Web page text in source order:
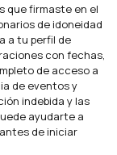
que firmaste en el
de idoneidad
a tu perfil de
con fechas,
de acceso a
de eventos y
indebida y las
ayudarte a
de iniciar